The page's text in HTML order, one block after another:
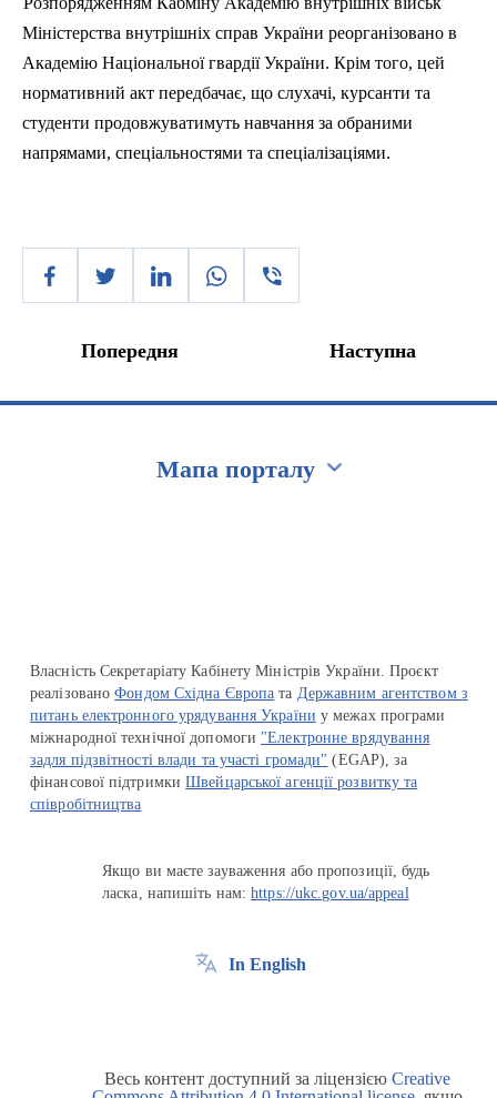
Міністерства внутрішніх справ України реорганізовано в
Академію Національної гвардії України. Крім того, цей
нормативний акт передбачає, що слухачі, курсанти та
студенти продовжуватимуть навчання за обраними
напрямами, спеціальностями та спеціалізаціями.
Попередня Наступна
Мапа порталу
Власність Секретаріату Кабінету Міністрів України. Проєкт
реалізованоФондом Східна Європа та Державним агентством з
питань електронного урядування України у межах програми
міжнародної технічної допомоги "Електронне врядування
задля підзвітності влади та участі громади" (EGAP), за
фінансової підтримкиШвейцарської агенції розвитку та
співробітництва
Якщо ви маєте зауваження або пропозиції, будь
ласка, напишіть нам:https://ukc.gov.ua/appeal
In English
Весь контент доступний за ліцензією Creative